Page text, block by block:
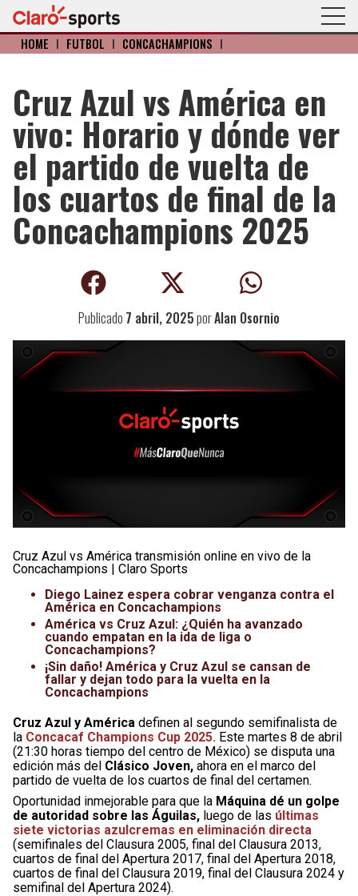
HOME I FÚTBOL I CONCACHAMPIONS I
Cruz Azul vs América en
vivo: Horario y dónde ver
el partido de vuelta de
los cuartos de final de la
Concachampions 2025
Publicado 7 abril, 2025porAlan Osornio
Cruz Azul vs América transmisión online en vivo de la
Concachampions | Claro Sports
Diego Lainez espera cobrar venganza contra el
América en Concachampions
América vs Cruz Azul: ¿Quién ha avanzado
cuando empatan en la ida de liga o
Concachampions?
¡Sin daño! América y Cruz Azul se cansan de
fallar y dejan todo para la vuelta en la
Concachampions
Cruz Azul y América definen al segundo semifinalista de
la Concacaf Champions Cup 2025. Este martes 8 de abril
(21:30 horas tiempo del centro de México) se disputa una
edición más del Clásico Joven, ahora en el marco del
partido de vuelta de los cuartos de final del certamen.
Oportunidad inmejorable para que la Máquina dé un golpe
de autoridad sobre las Águilas, luego de las últimas
siete victorias azulcremas en eliminación directa
(semifinales del Clausura 2005, final del Clausura 2013,
cuartos de final del Apertura 2017, final del Apertura 2018,
cuartos de final del Clausura 2019, final del Clausura 2024 y
semifinal del Apertura 2024).